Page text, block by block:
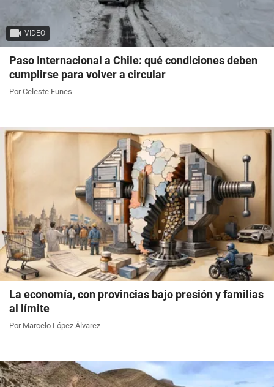
VIDEO
Paso Internacional a Chile: qué condiciones deben
cumplirse para volver a circular
Por Celeste Funes
La economía, con provincias bajo presión y familias
al límite
Por Marcelo López Álvarez